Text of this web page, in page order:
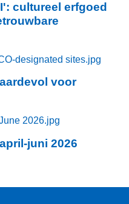
ontwikkeling
cultureel erfgoed
voor
juni 2026